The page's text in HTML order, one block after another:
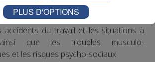
place une politique ambitieuse de santé,
bien-être au travail visant notamment à
accidents du travail et les situations à
que les troubles musculo-
et les risques psycho-sociaux
PLUS D'OPTIONS